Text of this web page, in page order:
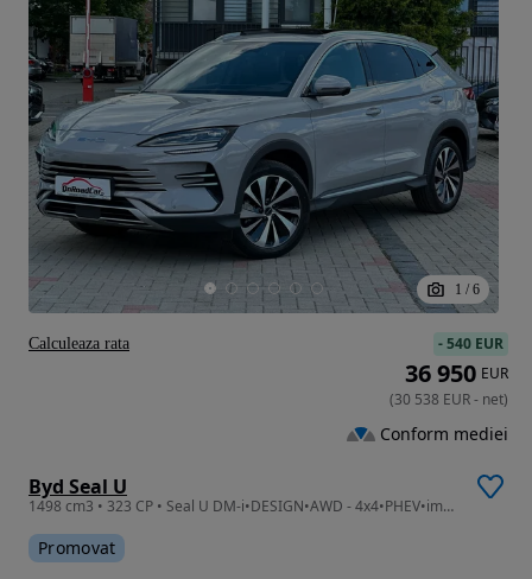
1 / 6
Byd Seal U
1498 cm3 • 323 CP • Seal U DM-i•DESIGN•AWD - 4x4•PHEV•import Germania
Promovat
-540 EUR
36 950 EUR
(30 538 EUR- net)
Conform mediei
Calculeaza rata